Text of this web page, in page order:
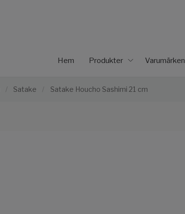
Hem Produkter Varumärken
/ Satake / Satake Houcho Sashimi 21 cm